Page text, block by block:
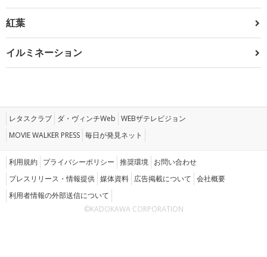
紅葉
イルミネーション
レタスクラブ ダ・ヴィンチWeb WEBザテレビジョン
MOVIE WALKER PRESS 毎日が発見ネット
利用規約 プライバシーポリシー 推奨環境 お問い合わせ
プレスリリース・情報提供 媒体資料 広告掲載について 会社概要
利用者情報の外部送信について
©KADOKAWA CORPORATION